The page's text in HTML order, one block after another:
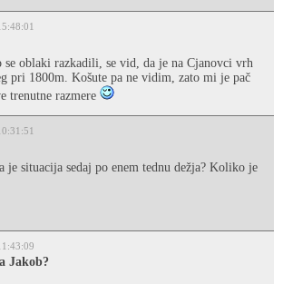
se oblaki razkadili, se vid, da je na Cjanovci vrh
pri 1800m. Košute pa ne vidim, zato mi je pač
trenutne razmere
je situacija sedaj po enem tednu dežja? Koliko je
Jakob?